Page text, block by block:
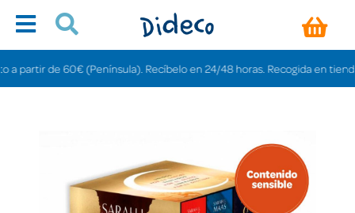
de 60€ (Península). Recíbelo en 24/48 horas. Recogida en tiendas